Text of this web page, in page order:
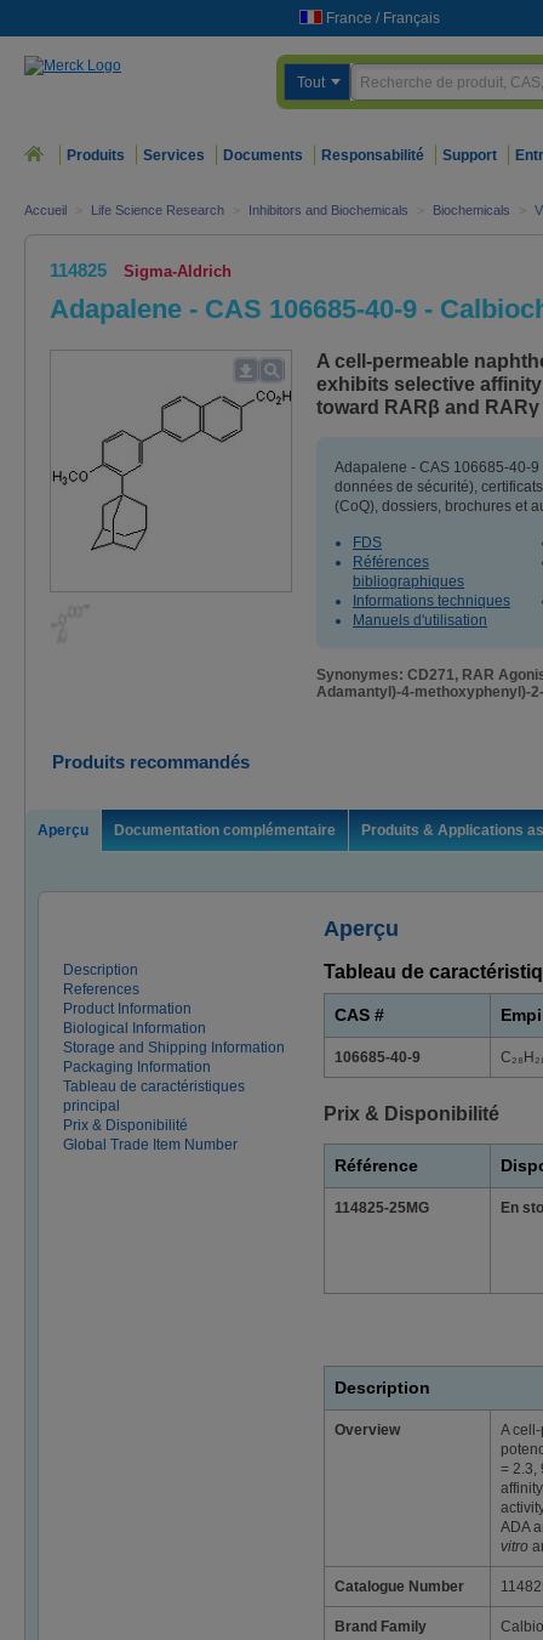
France / Français
Tout
Produits Services Documents Responsabilité Support
Accueil > Life Science Research > Inhibitors and Biochemicals > Biochemicals >
114825 Sigma-Aldrich
Adapalene - CAS 106685-40-9 -
A cell-permeable
exhibits selective
toward RARβ and
Adapalene - CAS 106685-40-
données de sécurité),
(CoQ), dossiers, brochures et
FDS
Références
bibliographiques
Informations techniques
Manuels d'utilisation
Synonymes: CD271, RAR
Adamantyl)-4-methoxyphenyl)-
Produits recommandés
Aperçu Documentation complémentaire Produits & Applications
Aperçu
Description
References
Product Information
Biological Information
Storage and Shipping Information
Packaging Information
Tableau de caractéristiques
principal
Prix & Disponibilité
Global Trade Item Number
Tableau de
CAS #
106685-40-9
Prix & Disponibilité
Référence
114825-25MG En
Description
Overview
A
= 2.3,
ADA
vitro
Catalogue Number
Brand Family